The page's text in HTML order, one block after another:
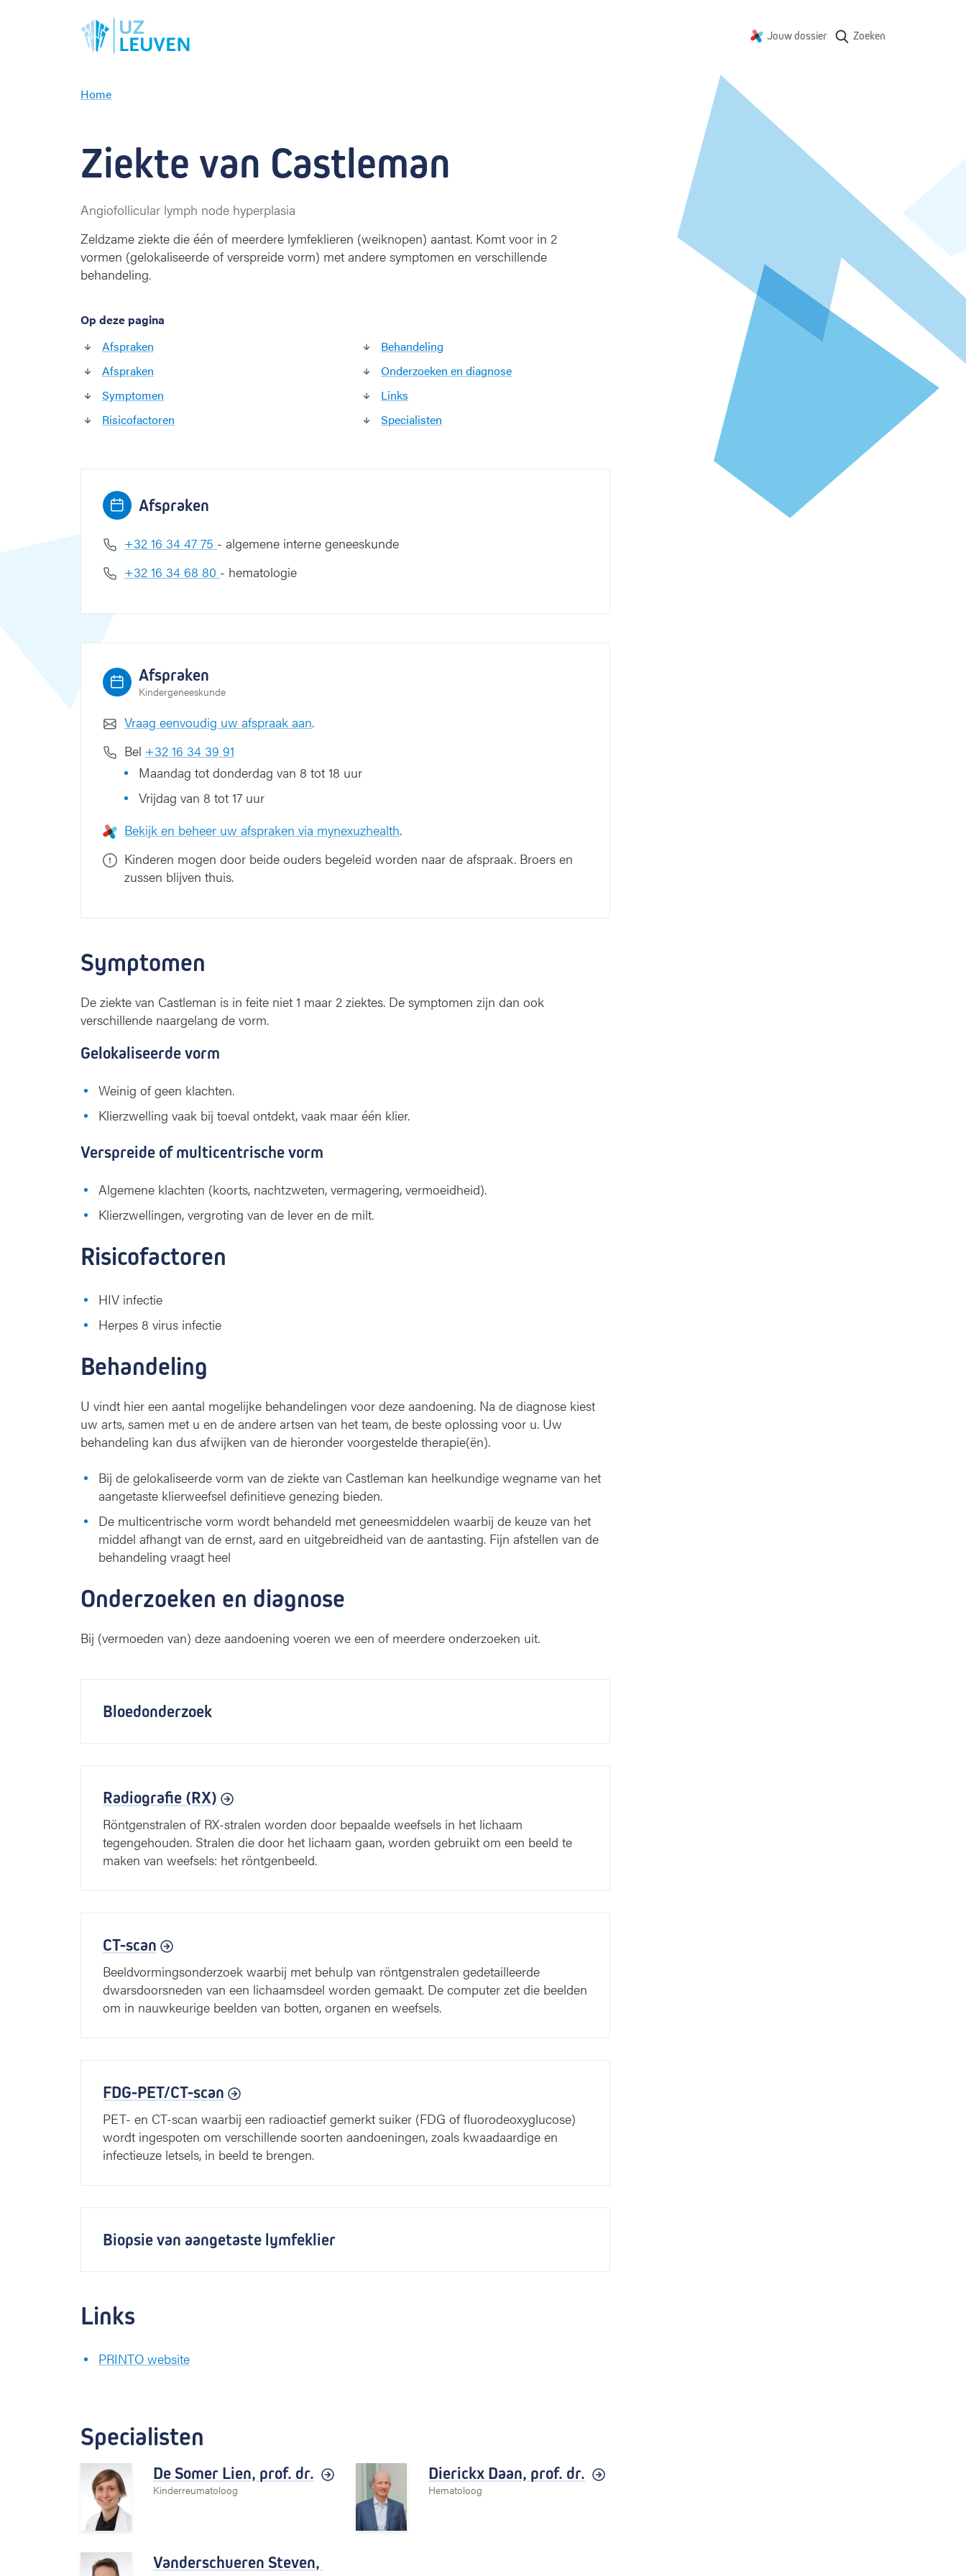
Jouw dossier Zoeken
Home
k
t
a
C
a
s
e
m
n
Ziekte van Castleman
Angiofollicular lymph node hyperplasia
Zeldzame ziekte die één of meerdere lymfeklieren (weiknopen) aantast. Komt voor in 2
vormen (gelokaliseerde of verspreide vorm) met andere symptomen en verschillende
behandeling.
Op deze pagina
Afspraken
Afspraken
Symptomen
Risicofactoren
Behandeling
Onderzoeken en diagnose
Links
Specialisten
Afspraken
+32 16 34 47 75 - algemene interne geneeskunde
+32 16 34 68 80 - hematologie
Afspraken
Kindergeneeskunde
Vraag eenvoudig uw afspraak aan.
Bel +32 16 34 39 91
Maandag tot donderdag van 8 tot 18 uur
Vrijdag van 8 tot 17 uur
Bekijk en beheer uw afspraken via mynexuzhealth.
Kinderen mogen door beide ouders begeleid worden naar de afspraak. Broers en
zussen blijven thuis.
Symptomen
De ziekte van Castleman is in feite niet 1 maar 2 ziektes. De symptomen zijn dan ook
verschillende naargelang de vorm.
Gelokaliseerde vorm
Weinig of geen klachten.
Klierzwelling vaak bij toeval ontdekt, vaak maar één klier.
Verspreide of multicentrische vorm
Algemene klachten (koorts, nachtzweten, vermagering, vermoeidheid).
Klierzwellingen, vergroting van de lever en de milt.
Risicofactoren
HIV infectie
Herpes 8 virus infectie
Behandeling
U vindt hier een aantal mogelijke behandelingen voor deze aandoening. Na de diagnose kiest
uw arts, samen met u en de andere artsen van het team, de beste oplossing voor u. Uw
behandeling kan dus afwijken van de hieronder voorgestelde therapie(ën).
Bij de gelokaliseerde vorm van de ziekte van Castleman kan heelkundige wegname van het
aangetaste klierweefsel definitieve genezing bieden.
De multicentrische vorm wordt behandeld met geneesmiddelen waarbij de keuze van het
middel afhangt van de ernst, aard en uitgebreidheid van de aantasting. Fijn afstellen van de
behandeling vraagt heel
Onderzoeken en diagnose
Bij (vermoeden van) deze aandoening voeren we een of meerdere onderzoeken uit.
Bloedonderzoek
Radiografie (RX)
Röntgenstralen of RX-stralen worden door bepaalde weefsels in het lichaam
tegengehouden. Stralen die door het lichaam gaan, worden gebruikt om een beeld te
maken van weefsels: het röntgenbeeld.
CT-scan
Beeldvormingsonderzoek waarbij met behulp van röntgenstralen gedetailleerde
dwarsdoorsneden van een lichaamsdeel worden gemaakt. De computer zet die beelden
om in nauwkeurige beelden van botten, organen en weefsels.
FDG-PET/CT-scan
PET- en CT-scan waarbij een radioactief gemerkt suiker (FDG of fluorodeoxyglucose)
wordt ingespoten om verschillende soorten aandoeningen, zoals kwaadaardige en
infectieuze letsels, in beeld te brengen.
Biopsie van aangetaste lymfeklier
Links
PRINTO website
Specialisten
De Somer Lien, prof. dr.
Kinderreumatoloog
Dierickx Daan, prof. dr.
Hematoloog
Vanderschueren Steven,